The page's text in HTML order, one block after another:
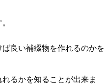
良い補綴物を作れるのかを
るかを知ることが出来ま